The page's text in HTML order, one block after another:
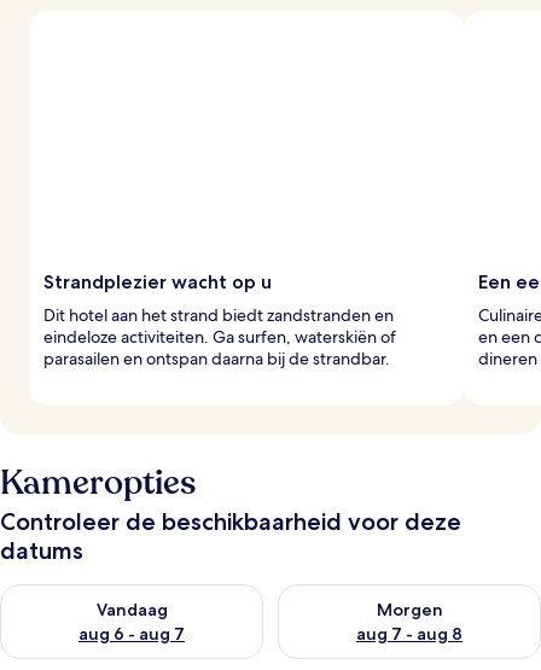
Strandplezier wacht op u
Dit hotel aan het strand biedt zandstranden en
eindeloze activiteiten. Ga surfen, waterskiën of
parasailen en ontspan daarna bij de strandbar.
Een
en een
dineren
Kameropties
Controleer de beschikbaarheid voor deze
datums
Vandaag
aug 6 - aug 7
De beschikbaarheid controleren voor vanavond aug 6 - aug 7
Morgen
aug 7 - aug 8
De beschikbaarheid